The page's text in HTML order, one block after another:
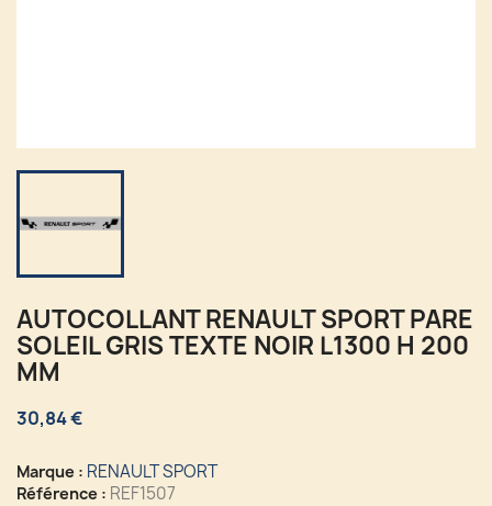
AUTOCOLLANT RENAULT SPORT PARE
SOLEIL GRIS TEXTE NOIR L1300 H 200
MM
30,84 €
Marque : RENAULT SPORT
Référence : REF1507